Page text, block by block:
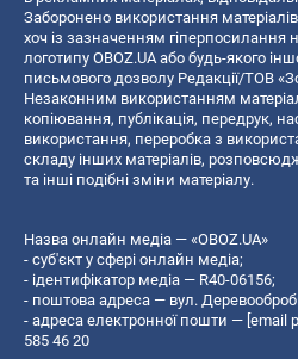
Заборонено використання
хоч із зазначенням гіперпосилання
логотипу OBOZ.UA або будь-якого
письмового дозволу Редакції/ТОВ
Незаконним використанням
копiювання, публiкацiя, передрук,
використання, переробка з
складу інших матеріалів,
та інші подібні зміни матеріалу.
Назва онлайн медіа — «OBOZ.UA»
- суб'єкт у сфері онлайн медіа;
- ідентифікатор медіа — R40-06156;
- поштова адреса — вул.
- адреса електронної пошти — [email
585 46 20